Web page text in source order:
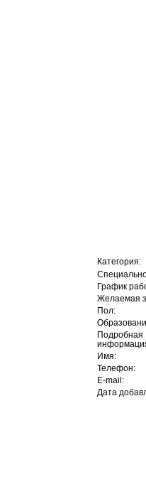
Категория:
График
Желаемая
Пол:
Подробная
Имя:
Телефон:
E-mail:
Дата